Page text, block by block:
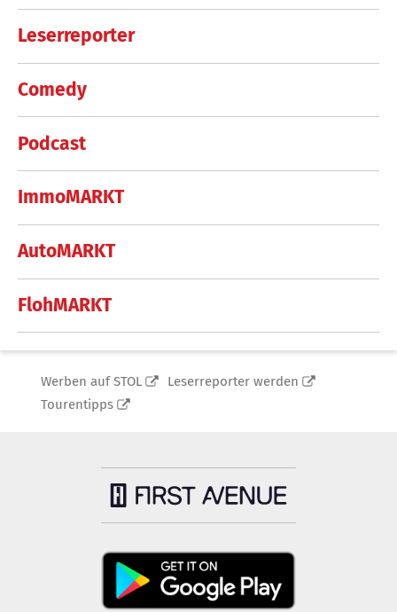
Leserreporter
Comedy
Podcast
ImmoMARKT
AutoMARKT
FlohMARKT
Werben auf STOL
Leserreporter werden
Tourentipps